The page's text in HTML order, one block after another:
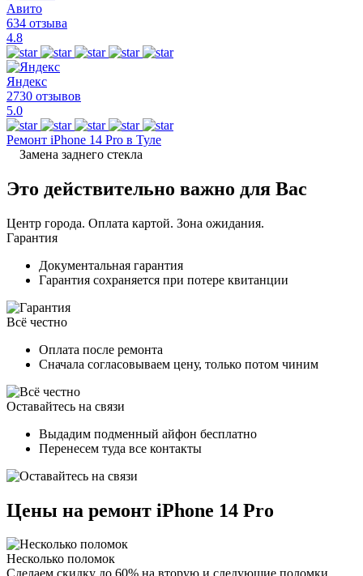
Авито
634 отзыва
4.8
Яндекс
2730 отзывов
5.0
Ремонт iPhone 14 Pro в Туле
Замена заднего стекла
Это действительно важно для Вас
Центр города. Оплата картой. Зона ожидания.
Гарантия
Документальная гарантия
Гарантия сохраняется при потере квитанции
Всё честно
Оплата после ремонта
Сначала согласовываем цену, только потом чиним
Оставайтесь на связи
Выдадим подменный айфон бесплатно
Перенесем туда все контакты
Цены на ремонт iPhone 14 Pro
Несколько поломок